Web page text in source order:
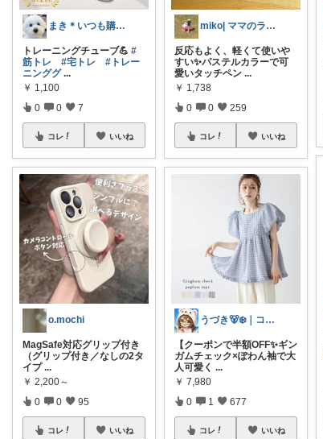
まき＊いつも購入感謝です🥹🌿
トレーニングチューブ💪 #
筋トレ
#宅トレ
#トレー
ニンググ ...
￥ 1,100
0 0 7
コレ いいね
o.mochi
MagSafe対応グリップ付き
（グリップ付き／なしの2タ
イプ ...
￥ 2,200～
0 0 95
コレ いいね
miko| ママのラク家事＆大人可愛い
反応もよく、軽くて使いや
すい✨パステルカラーで可
愛いタッチペン ...
￥ 1,738
0 0 259
コレ いいね
うづき🐻‍❄️｜コレ好き！を届けたい✨
【クーポンで半額OFF✨ギン
ガムチェック×ぽわん袖で大
人可愛く ...
￥ 7,980
0 1 677
コレ いいね